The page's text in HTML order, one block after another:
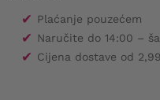
✔ Plaćanje pouzećem
✔ Naručite do 14:00 –
✔ Cijena dostave od